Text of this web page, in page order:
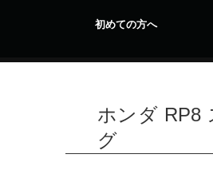
初めての方へ
ホンダ RP8
グ